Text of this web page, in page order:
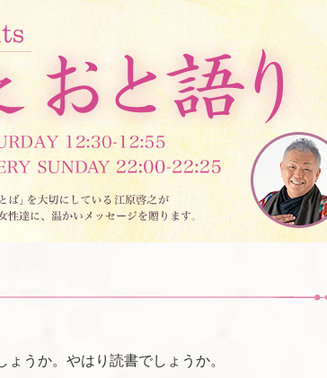
うか。やはり読書でしょうか。